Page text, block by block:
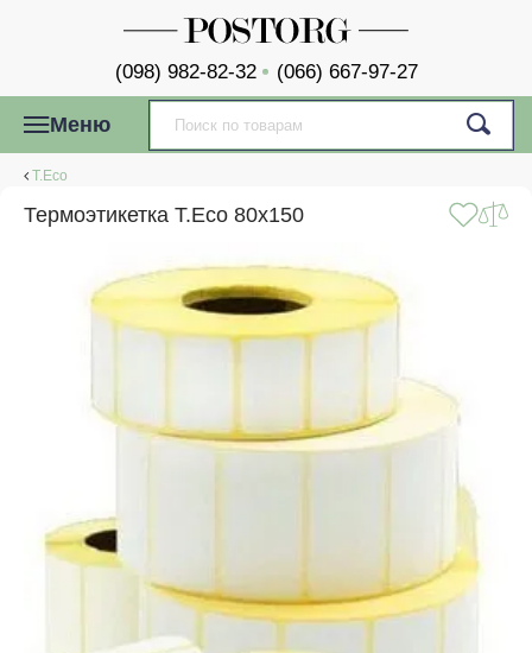
(098) 982-82-32 (066) 667-97-27
Меню
T.Eco
Термоэтикетка T.Eco 80x150